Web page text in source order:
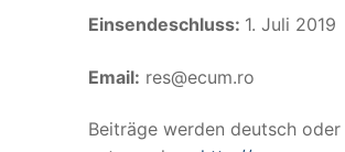
Einsendeschluss: 1. Juli 2019
Email: res@ecum.ro
Beiträge werden deutsch